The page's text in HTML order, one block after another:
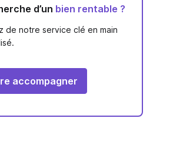
d’un bien rentable ?
de notre service clé en main
accompagner